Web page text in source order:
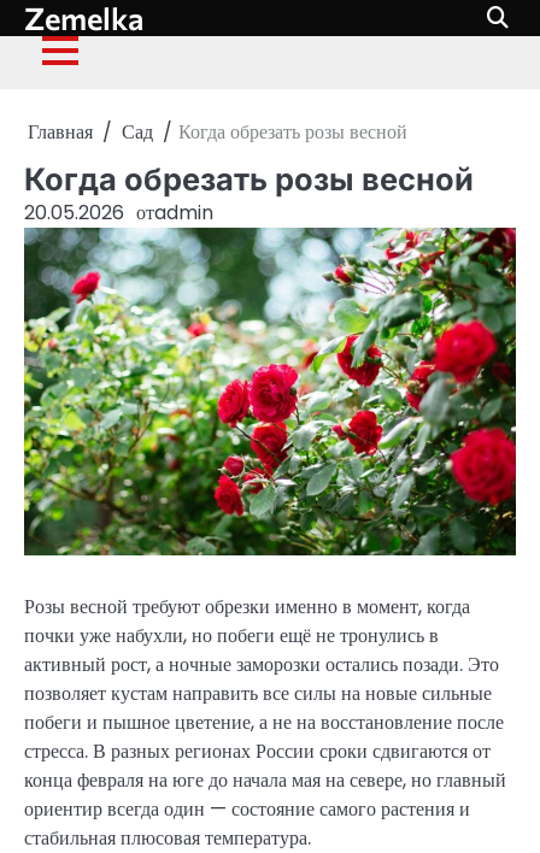
Перейти
к
содержимому
Zemelka
Главная Сад Когда обрезать розы весной
Когда обрезать розы весной
20.05.2026 отadmin
Розы весной требуют обрезки именно в момент, когда
почки уже набухли, но побеги ещё не тронулись в
активный рост, а ночные заморозки остались позади. Это
позволяет кустам направить все силы на новые сильные
побеги и пышное цветение, а не на восстановление после
стресса. В разных регионах России сроки сдвигаются от
конца февраля на юге до начала мая на севере, но главный
ориентир всегда один — состояние самого растения и
стабильная плюсовая температура.